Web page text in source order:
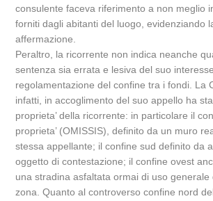
consulente faceva riferimento a non meglio
forniti dagli abitanti del luogo, evidenziando
affermazione.
Peraltro, la ricorrente non indica neanche
sentenza sia errata e lesiva del suo
regolamentazione del confine tra i fondi. La
infatti, in accoglimento del suo appello ha
proprieta’ della ricorrente: in particolare il
proprieta’ (OMISSIS), definito da un muro
stessa appellante; il confine sud definito da
oggetto di contestazione; il confine ovest
una stradina asfaltata ormai di uso generale
zona. Quanto al controverso confine nord